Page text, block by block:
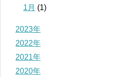
1月 (1)
2023年
2022年
2021年
2020年